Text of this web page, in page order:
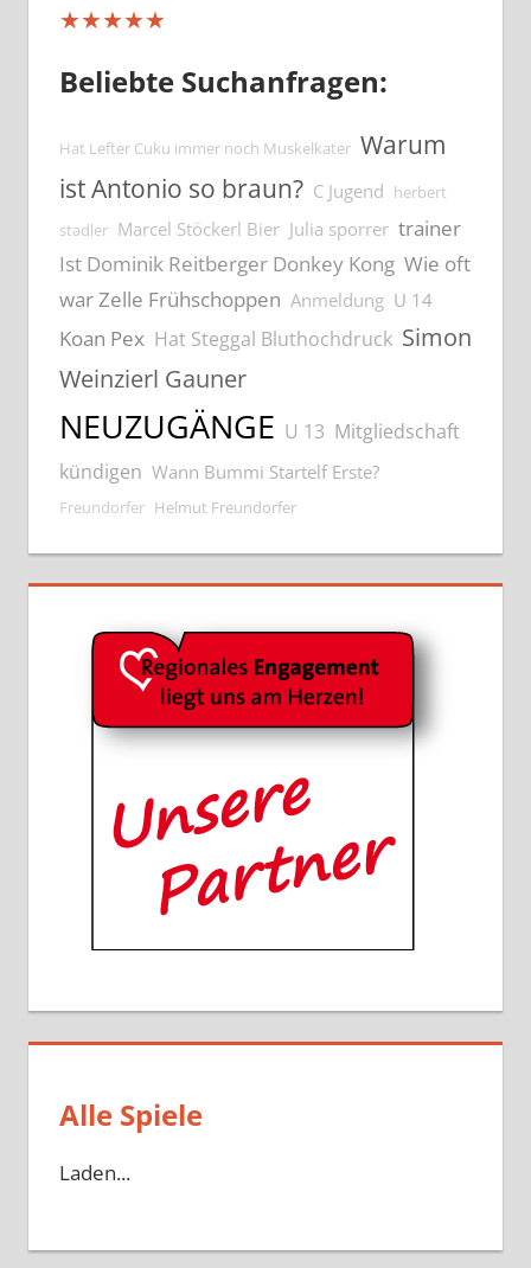
★★★★★
Beliebte Suchanfragen:
Hat Lefter Cuku immer noch Muskelkater Warum
ist Antonio so braun? C Jugend herbert
stadler Marcel Stöckerl Bier Julia sporrer trainer
Ist Dominik Reitberger Donkey Kong Wie oft
war Zelle Frühschoppen Anmeldung U 14
Koan Pex Hat Steggal Bluthochdruck Simon
Weinzierl Gauner
NEUZUGÄNGE U 13 Mitgliedschaft
kündigen Wann Bummi Startelf Erste?
Freundorfer Helmut Freundorfer
Alle Spiele
Laden...